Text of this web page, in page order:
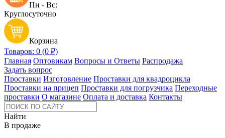
Пн - Вс:
Круглосуточно
Корзина
Товаров: 0 (0 ₽)
Главная Оптовикам Вопросы и Ответы Распродажа
Задать вопрос
Проставки Изготовление Проставки для квадроцикла
Проставки на прицеп Проставки для погрузчика Переходные
проставки О магазине Оплата и доставка Контакты
Найти
В продаже